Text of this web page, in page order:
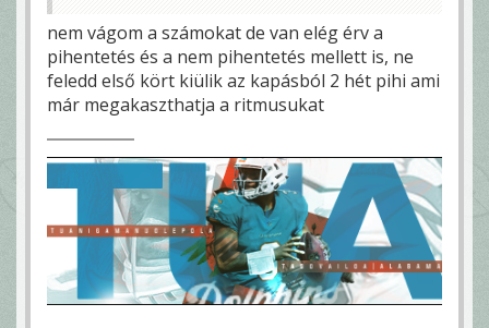
nem vágom a számokat de van elég érv a
pihentetés és a nem pihentetés mellett is, ne
feledd első kört kiülik az kapásból 2 hét pihi ami
már megakaszthatja a ritmusukat